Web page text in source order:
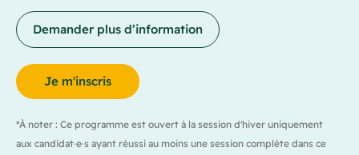
Demander plus d’information
Je m'inscris
*À noter : Ce programme est ouvert à la session d'hiver uniquement
aux candidat·e·s ayant réussi au moins une session complète dans ce